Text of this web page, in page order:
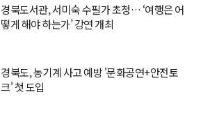
경북도서관, 서미숙 수필가 초청… ‘여행은 어
떻게 해야 하는가’ 강연 개최
경북도, 농기계 사고 예방 '문화공연+안전토
크' 첫 도입